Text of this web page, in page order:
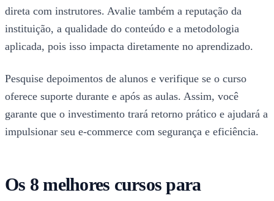
direta com instrutores. Avalie também a reputação da
instituição, a qualidade do conteúdo e a metodologia
aplicada, pois isso impacta diretamente no aprendizado.
Pesquise depoimentos de alunos e verifique se o curso
oferece suporte durante e após as aulas. Assim, você
garante que o investimento trará retorno prático e ajudará a
impulsionar seu e-commerce com segurança e eficiência.
Os 8 melhores cursos para